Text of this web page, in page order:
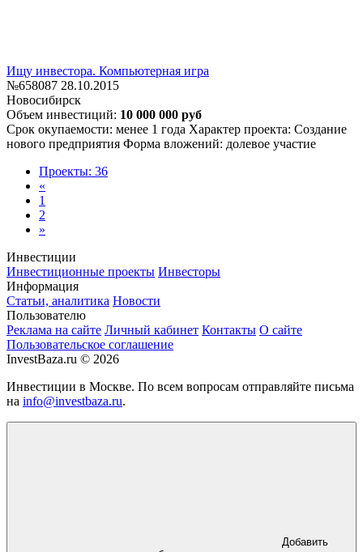
Ищу инвестора. Компьютерная игра
№658087 28.10.2015
Новосибирск
Объем инвестиций: 10 000 000 руб
Срок окупаемости: менее 1 года Характер проекта: Создание
нового предприятия Форма вложений: долевое участие
Проекты: 36
«
1
2
»
Инвестиции
Инвестиционные проекты Инвесторы
Информация
Статьи, аналитика Новости
Пользователю
Реклама на сайте Личный кабинет Контакты О сайте
Пользовательское соглашение
InvestBaza.ru © 2026
Инвестиции в Москве. По всем вопросам отправляйте письма
на info@investbaza.ru.
Добавить